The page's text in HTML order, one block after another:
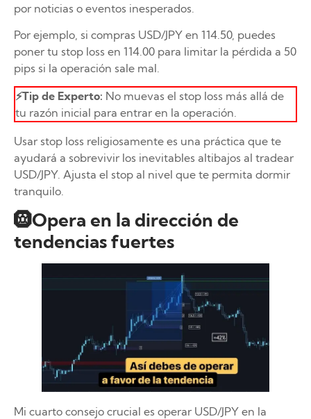
por noticias o eventos inesperados.
Por ejemplo, si compras USD/JPY en 114.50, puedes
poner tu stop loss en 114.00 para limitar la pérdida a 50
pips si la operación sale mal.
⚡Tip de Experto: No muevas el stop loss más allá de
tu razón inicial para entrar en la operación.
Usar stop loss religiosamente es una práctica que te
ayudará a sobrevivir los inevitables altibajos al tradear
USD/JPY. Ajusta el stop al nivel que te permita dormir
tranquilo.
🛞Opera en la dirección de
tendencias fuertes
Mi cuarto consejo crucial es operar USD/JPY en la